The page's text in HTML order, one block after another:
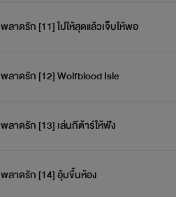
พลาดรัก [11] ไปให้สุดแล้วเจ็บให้พอ
พลาดรัก [12] Wolfblood Isle
พลาดรัก [13] เล่นกีต้าร์ให้ฟัง
พลาดรัก [14] อุ้มขึ้นห้อง